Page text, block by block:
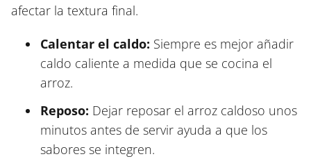
afectar la textura final.
Calentar el caldo: Siempre es mejor añadir
caldo caliente a medida que se cocina el
arroz.
Reposo: Dejar reposar el arroz caldoso unos
minutos antes de servir ayuda a que los
sabores se integren.